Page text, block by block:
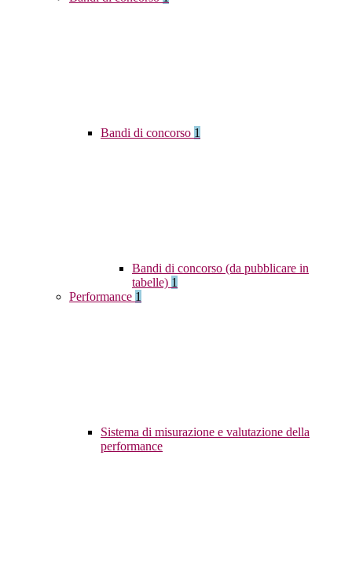
Bandi di concorso 1
Bandi di concorso (da pubblicare in
tabelle) 1
Performance 1
Sistema di misurazione e valutazione della
performance